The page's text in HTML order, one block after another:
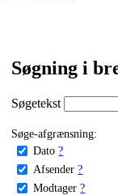
Søgning i
Søgetekst
Søge-afgrænsning:
Dato ?
Afsender ?
Modtager ?